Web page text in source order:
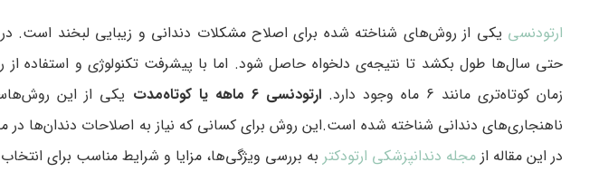
ارتودنسی یکی از روش‌های شناخته شده برای اصلاح مشکلات دندانی و زیبایی لبخند است.
حتی سال‌ها طول بکشد تا نتیجه‌ی دلخواه حاصل شود. اما با پیشرفت تکنولوژی و استفاده از
زمان کوتاه‌تری مانند 6 ماه وجود دارد.
ارتودنسی 6 ماهه یا کوتاه‌مدت
یکی از این
ناهنجاری‌های دندانی شناخته شده است.این روش برای کسانی که نیاز به اصلاحات دندان‌ها در
در این مقاله از مجله دندانپزشکی ارتودکتر به بررسی ویژگی‌ها، مزایا و شرایط مناسب برای انتخاب ارتودنسی 6 ماهه یا